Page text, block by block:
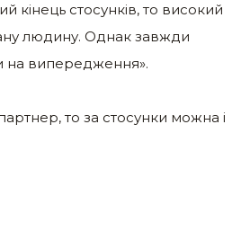
кінець стосунків, то високий
людину. Однак завжди
на випередження».
то за стосунки можна і